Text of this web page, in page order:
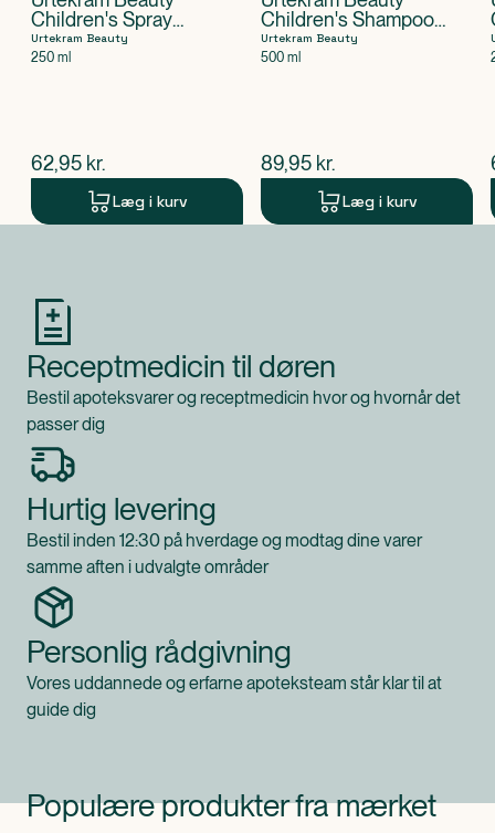
Children's Spray
Conditioner Leave In
Urtekram Beauty
250 ml
$nuværende pris
62,95 kr.
Læg i kurv
Children's Shampoo
calendula Organic
Urtekram Beauty
500 ml
$nuværende pris
89,95 kr.
Læg i kurv
Receptmedicin til døren
Bestil apoteksvarer og receptmedicin hvor og hvornår det
passer dig
Hurtig levering
Bestil inden 12:30 på hverdage og modtag dine varer
samme aften i udvalgte områder
Personlig rådgivning
Vores uddannede og erfarne apoteksteam står klar til at
guide dig
Populære produkter fra mærket